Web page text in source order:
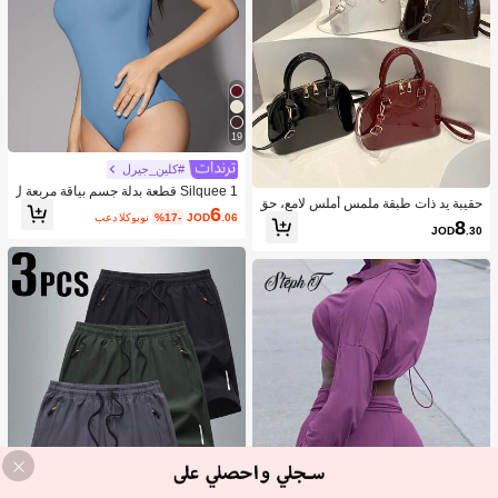
حقيبة يد ذات طبقة ملمس أملس لامع، حق
يبة كروس بسيطة للنساء للتنقل اليومي
JOD8.30
19
#كلين_جيرل
Silquee 1 قطعة بدلة جسم بياقة مربعة ل
ون سادة
JOD6.06
%17- بعد الكوبون